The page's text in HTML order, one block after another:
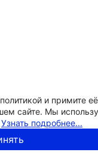
и примите
сайте. Мы
Узнать подробнее...